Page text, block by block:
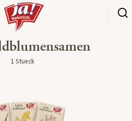
1 Stueck